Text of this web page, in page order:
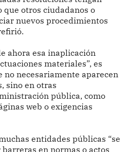
que otros ciudadanos o
nuevos procedimientos
ahora esa inaplicación
materiales”, es
no necesariamente aparecen
sino en otras
pública, como
web o exigencias
entidades públicas “se
en normas o actos